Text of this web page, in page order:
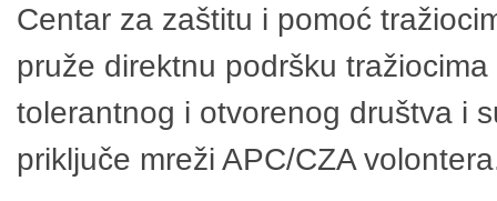
Centar za zaštitu i pomoć
pruže direktnu podršku
tolerantnog i otvorenog društva i
priključe mreži APC/CZA